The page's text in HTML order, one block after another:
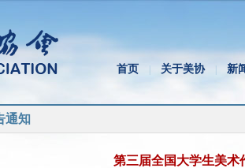
首页 关于美协 新
通知
第三届全国大学生美术